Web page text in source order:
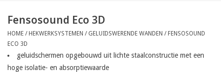
Solar
Fensosound Eco 3D
HOME /HEKWERKSYSTEMEN / GELUIDSWERENDE WANDEN /FENSOSOUND
ECO 3D
geluidschermen opgebouwd uit lichte staalconstructie met een
hoge isolatie- en absorptiewaarde